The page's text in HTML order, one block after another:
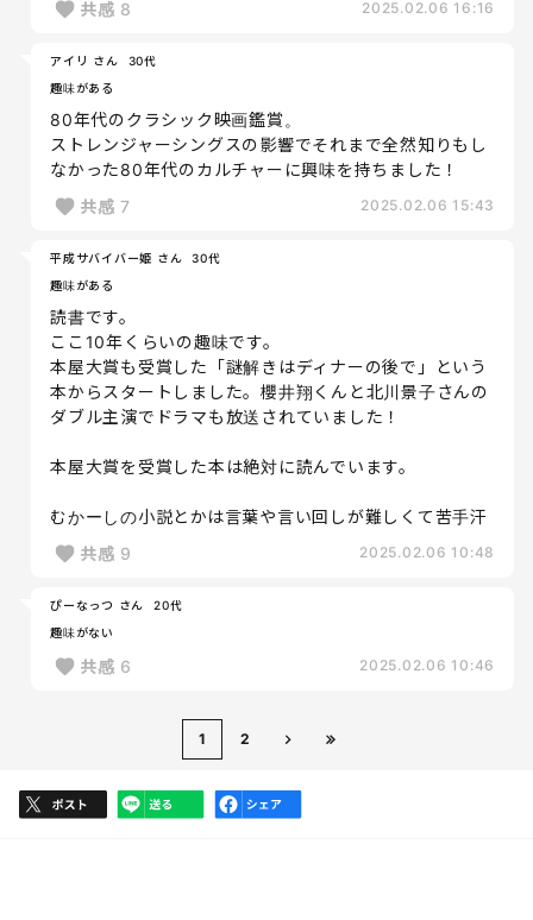
共感 8 2025.02.06 16:16
アイリ さん
30代
趣味がある
80年代のクラシック映画鑑賞。
ストレンジャーシングスの影響でそれまで全然知りもし
なかった80年代のカルチャーに興味を持ちました！
共感 7 2025.02.06 15:43
平成サバイバー姫 さん
30代
趣味がある
読書です。
ここ10年くらいの趣味です。
本屋大賞も受賞した「謎解きはディナーの後で」という
本からスタートしました。櫻井翔くんと北川景子さんの
ダブル主演でドラマも放送されていました！
本屋大賞を受賞した本は絶対に読んでいます。
むかーしの小説とかは言葉や言い回しが難しくて苦手汗
共感 9 2025.02.06 10:48
ぴーなっつ さん
20代
趣味がない
共感 6 2025.02.06 10:46
1 2